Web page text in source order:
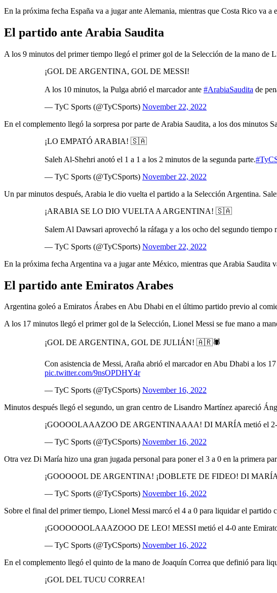
En la próxima fecha España va a jugar ante Alemania, mientras que Costa Rico va
El partido ante Arabia Saudita
A los 9 minutos del primer tiempo llegó el primer gol de la Selección de la mano de
¡GOL DE ARGENTINA, GOL DE MESSI!
A los 10 minutos, la Pulga abrió el marcador ante #ArabiaSaudita de
— TyC Sports (@TyCSports) November 22, 2022
En el complemento llegó la sorpresa por parte de Arabia Saudita, a los dos minutos
¡LO EMPATÓ ARABIA! 🇸🇦
Saleh Al-Shehri anotó el 1 a 1 a los 2 minutos de la segunda parte.
— TyC Sports (@TyCSports) November 22, 2022
Un par minutos después, Arabia le dio vuelta el partido a la Selección Argentina.
¡ARABIA SE LO DIO VUELTA A ARGENTINA! 🇸🇦
Salem Al Dawsari aprovechó la ráfaga y a los ocho del segundo tiempo
— TyC Sports (@TyCSports) November 22, 2022
En la próxima fecha Argentina va a jugar ante México, mientras que Arabia Saudita
El partido ante Emiratos Arabes
Argentina goleó a Emiratos Árabes en Abu Dhabi en el último partido previo al
A los 17 minutos llegó el primer gol de la Selección, Lionel Messi se fue mano a
¡GOL DE ARGENTINA, GOL DE JULIÁN! 🇦🇷🕷️
Con asistencia de Messi, Araña abrió el marcador en Abu Dhabi a los
pic.twitter.com/9nsOPDHY4r
— TyC Sports (@TyCSports) November 16, 2022
Minutos después llegó el segundo, un gran centro de Lisandro Martínez apareció
¡GOOOOLAAAZOO DE ARGENTINAAAA! DI MARÍA metió el 2-0
— TyC Sports (@TyCSports) November 16, 2022
Otra vez Di María hizo una gran jugada personal para poner el 3 a 0 en la primera
¡GOOOOOL DE ARGENTINA! ¡DOBLETE DE FIDEO! DI MARÍA
— TyC Sports (@TyCSports) November 16, 2022
Sobre el final del primer tiempo, Lionel Messi marcó el 4 a 0 para liquidar el partido
¡GOOOOOOLAAAZOOO DE LEO! MESSI metió el 4-0 ante
— TyC Sports (@TyCSports) November 16, 2022
En el complemento llegó el quinto de la mano de Joaquín Correa que definió para
¡GOL DEL TUCU CORREA!